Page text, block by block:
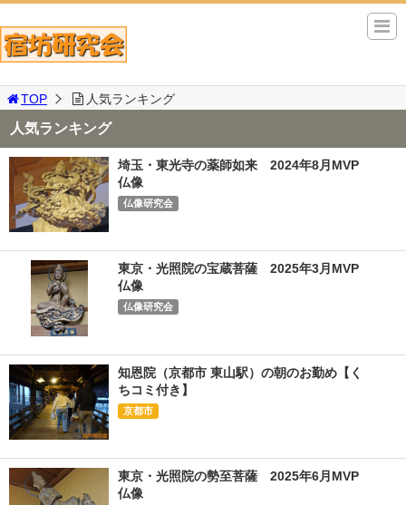
TOP 人気ランキング
人気ランキング
埼玉・東光寺の薬師如来 2024年8月MVP
仏像
仏像研究会
東京・光照院の宝蔵菩薩 2025年3月MVP
仏像
仏像研究会
知恩院（京都市 東山駅）の朝のお勤め【く
ちコミ付き】
京都市
東京・光照院の勢至菩薩 2025年6月MVP
仏像